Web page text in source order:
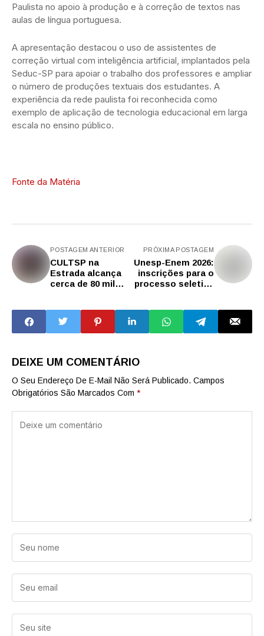
Paulista no apoio à produção e à correção de textos nas
aulas de língua portuguesa.
A apresentação destacou o uso de assistentes de
correção virtual com inteligência artificial, implantados pela
Seduc-SP para apoiar o trabalho dos professores e ampliar
o número de produções textuais dos estudantes. A
experiência da rede paulista foi reconhecida como
exemplo de aplicação de tecnologia educacional em larga
escala no ensino público.
Fonte da Matéria
POSTAGEM ANTERIOR
CULTSP na
Estrada alcança
cerca de 80 mil
meses
PRÓXIMA POSTAGEM
Unesp-Enem 2026:
inscrições para o
processo seletivo
DEIXE UM COMENTÁRIO
O Seu Endereço De E-Mail Não Será Publicado. Campos
Obrigatórios São Marcados Com *